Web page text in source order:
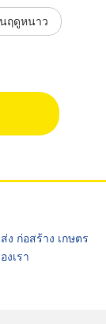
ฤดูหนาว
ก่อสร้าง เกษตร
เรา